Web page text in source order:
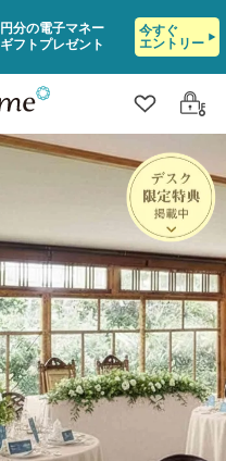
円分の電子マネー
ギフトプレゼント
今すぐ
エントリー
クリップ
ログ